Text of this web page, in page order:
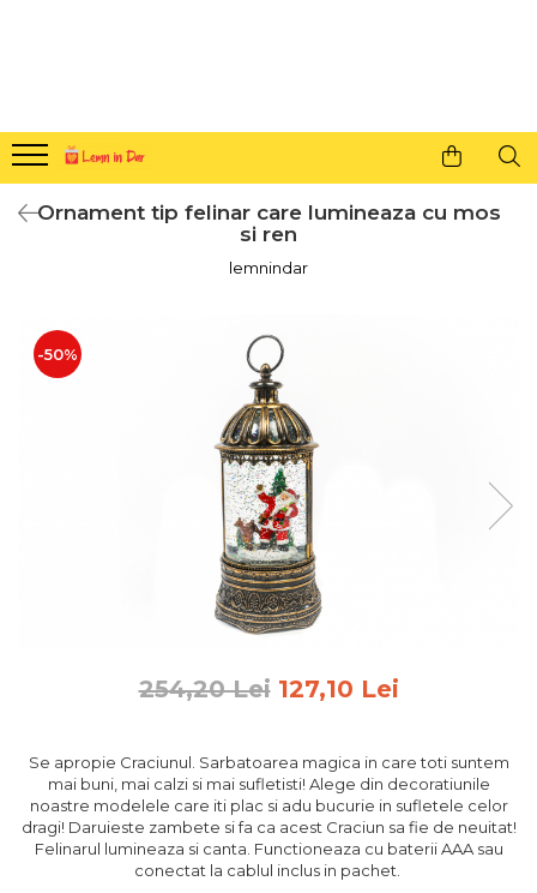
Agende din lemn
Agende 10x10
Semne de carte
Decoratiuni cu lumina
Decoratiuni pentru cei dragi
Decoratiuni cu peisaje de iarna
Tablouri personalizate
Felicitari pentru cei dragi
Felicitari cu model
Rame foto din lemn
Camion din lemn
Ornament tip felinar care lumineaza cu mos
si ren
lemnindar
-50%
254,20 Lei 127,10 Lei
Se apropie Craciunul. Sarbatoarea magica in care toti suntem
mai buni, mai calzi si mai sufletisti! Alege din decoratiunile
noastre modelele care iti plac si adu bucurie in sufletele celor
dragi! Daruieste zambete si fa ca acest Craciun sa fie de neuitat!
Felinarul lumineaza si canta. Functioneaza cu baterii AAA sau
conectat la cablul inclus in pachet.